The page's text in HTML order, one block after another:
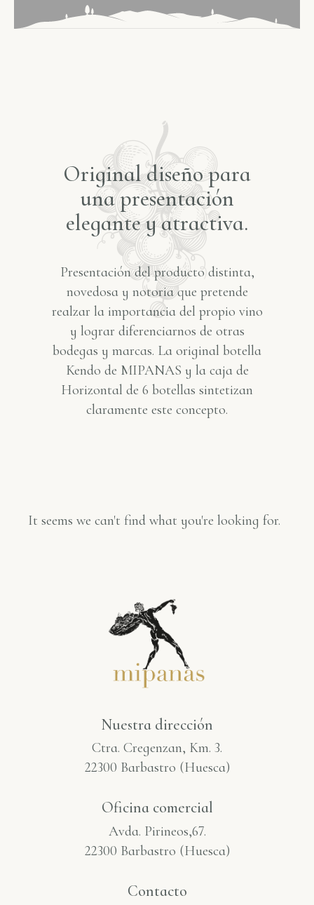
Original diseño para
una presentación
elegante y atractiva.
Presentación del producto distinta,
novedosa y notoria que pretende
realzar la importancia del propio vino
y lograr diferenciarnos de otras
bodegas y marcas. La original botella
Kendo de MIPANAS y la caja de
Horizontal de 6 botellas sintetizan
claramente este concepto.
It seems we can't find what you're looking for.
Nuestra dirección
Ctra. Cregenzan, Km. 3.
22300 Barbastro (Huesca)
Oficina comercial
Avda. Pirineos,67.
22300 Barbastro (Huesca)
Contacto